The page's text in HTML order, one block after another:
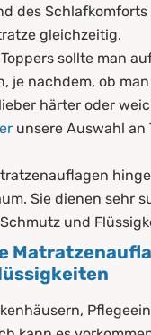
des
gleichzeitig.
sollte man
je nachdem, ob
härter oder
unsere Auswahl an
Sie dienen sehr
und